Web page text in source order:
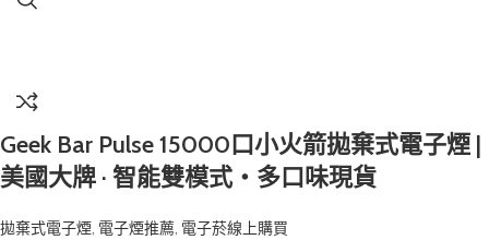
Geek Bar Pulse 15000口小火箭拋棄式電子煙 |
美國大牌 · 智能雙模式・多口味現貨
拋棄式電子煙, 電子煙推薦, 電子菸線上購買